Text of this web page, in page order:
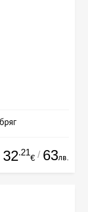
32.21
€ / 63лв.